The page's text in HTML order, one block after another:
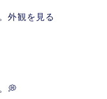
外観を見る
💭